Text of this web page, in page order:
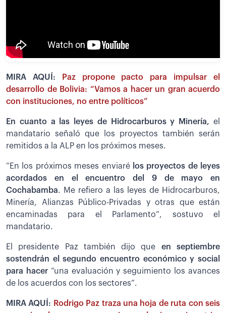
MIRA AQUÍ:
Paz propone pacto para impulsar el
desarrollo de Bolivia: “Vamos a hacer un gran acuerdo
con instituciones, no entre políticos”
En cuanto a las leyes de Hidrocarburos y Minería, el
mandatario señaló que los proyectos también serán
remitidos a la ALP en los próximos meses.
“En los próximos meses enviaré los proyectos de leyes
acordados en el encuentro del 9 de mayo en
Cochabamba. Me refiero a las leyes de Hidrocarburos,
Minería, Alianzas Público-Privadas y otras que están
encaminadas para el Parlamento”, sostuvo el
mandatario.
El presidente Paz también dijo que en septiembre
sostendrán el segundo encuentro económico y social
para hacer“una evaluación y seguimiento los avances
de los acuerdos con los sectores”.
MIRA AQUÍ: Rodrigo Paz traza una hoja de ruta con seis